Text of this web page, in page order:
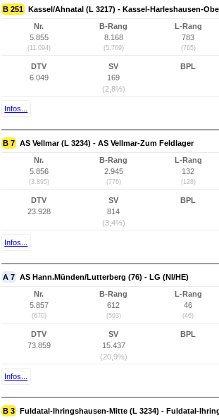
B 251 Kassel/Ahnatal (L 3217) - Kassel-Harleshausen-
Nr.
5.855
(11.094)
B-Rang
8.168
(5.769)
L-Rang
783
(765)
DTV
6.049
SV
169
(2,8%)
BPL
Infos...
B 7 AS Vellmar (L 3234) - AS Vellmar-Zum Feldlager
Nr.
5.856
(3.895)
B-Rang
2.945
(776)
L-Rang
132
(128)
DTV
23.928
SV
814
(3,4%)
BPL
Infos...
A 7 AS Hann.Münden/Lutterberg (76) - LG (NI/HE)
Nr.
5.857
(670)
B-Rang
612
(593)
L-Rang
46
(46)
DTV
73.859
SV
15.437
(20,9%)
BPL
Infos...
B 3 Fuldatal-Ihringshausen-Mitte (L 3234) - Fuldatal-